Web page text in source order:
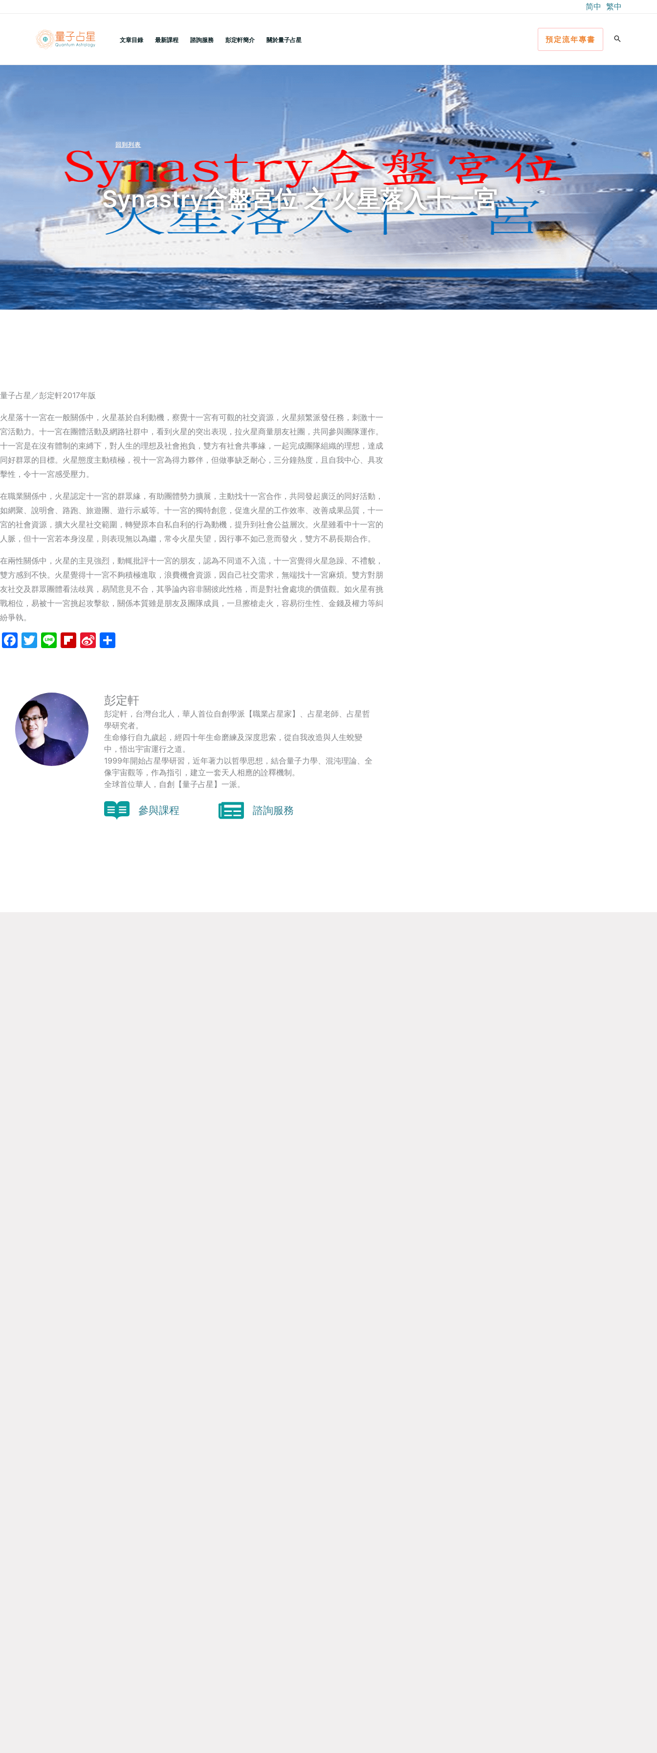
內
简中 繁中
文章目錄 最新課程 諮詢服務 彭定軒簡介 關於量子占星 預定流年專書
回到列表
Synastry合盤宮位 之 火星落入十一宮
量子占星／彭定軒2017年版
火星落十一宮在一般關係中，火星基於自利動機，察覺十一宮有可觀的社交資源，火星頻繁派發任務，刺激十一
宮活動力。十一宮在團體活動及網路社群中，看到火星的突出表現，拉火星商量朋友社團，共同參與團隊運作。
十一宮是在沒有體制的束縛下，對人生的理想及社會抱負，雙方有社會共事緣，一起完成團隊組織的理想，達成
同好群眾的目標。火星態度主動積極，視十一宮為得力夥伴，但做事缺乏耐心，三分鐘熱度，且自我中心、具攻
擊性，令十一宮感受壓力。
在職業關係中，火星認定十一宮的群眾緣，有助團體勢力擴展，主動找十一宮合作，共同發起廣泛的同好活動，
如網聚、說明會、路跑、旅遊團、遊行示威等。十一宮的獨特創意，促進火星的工作效率、改善成果品質，十一
宮的社會資源，擴大火星社交範圍，轉變原本自私自利的行為動機，提升到社會公益層次。火星雖看中十一宮的
人脈，但十一宮若本身沒星，則表現無以為繼，常令火星失望，因行事不如己意而發火，雙方不易長期合作。
在兩性關係中，火星的主見強烈，動輒批評十一宮的朋友，認為不同道不入流，十一宮覺得火星急躁、不禮貌，
雙方感到不快。火星覺得十一宮不夠積極進取，浪費機會資源，因自己社交需求，無端找十一宮麻煩。雙方對朋
友社交及群眾團體看法歧異，易鬧意見不合，其爭論內容非關彼此性格，而是對社會處境的價值觀。如火星有挑
戰相位，易被十一宮挑起攻擊欲，關係本質雖是朋友及團隊成員，一旦擦槍走火，容易衍生性、金錢及權力等糾
紛爭執。
Facebook
Twitter
LineFlipboard
Sina
彭定軒
彭定軒，台灣台北人，華人首位自創學派【職業占星家】、占星老師、占星哲
學研究者。
生命修行自九歲起，經四十年生命磨練及深度思索，從自我改造與人生蛻變
中，悟出宇宙運行之道。
1999年開始占星學研習，近年著力以哲學思想，結合量子力學、混沌理論、全
像宇宙觀等，作為指引，建立一套天人相應的詮釋機制。
全球首位華人，自創【量子占星】一派。
參與課程 諮詢服務